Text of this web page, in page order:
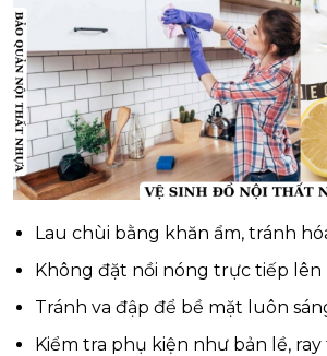
Lau chùi bằng khăn ẩm, tránh
Không đặt nồi nóng trực tiếp lên
Tránh va đập để bề mặt luôn
Kiểm tra phụ kiện như bản lề,